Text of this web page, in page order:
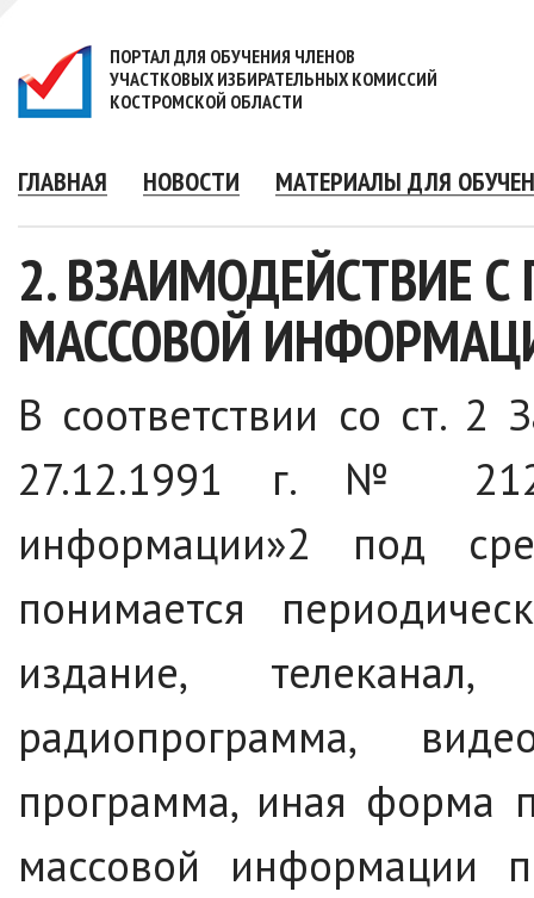
ПОРТАЛ ДЛЯ ОБУЧЕНИЯ ЧЛЕНОВ
УЧАСТКОВЫХ ИЗБИРАТЕЛЬНЫХ КОМИССИЙ
КОСТРОМСКОЙ ОБЛАСТИ
ГЛАВНАЯ НОВОСТИ МАТЕРИАЛЫ ДЛЯ
2. ВЗАИМОДЕЙСТВИЕ
МАССОВОЙ
В соответствии со ст. 2
27.12.1991 г. №
информации»2 под
понимается
издание, телеканал,
радиопрограмма,
программа, иная форма
массовой информации